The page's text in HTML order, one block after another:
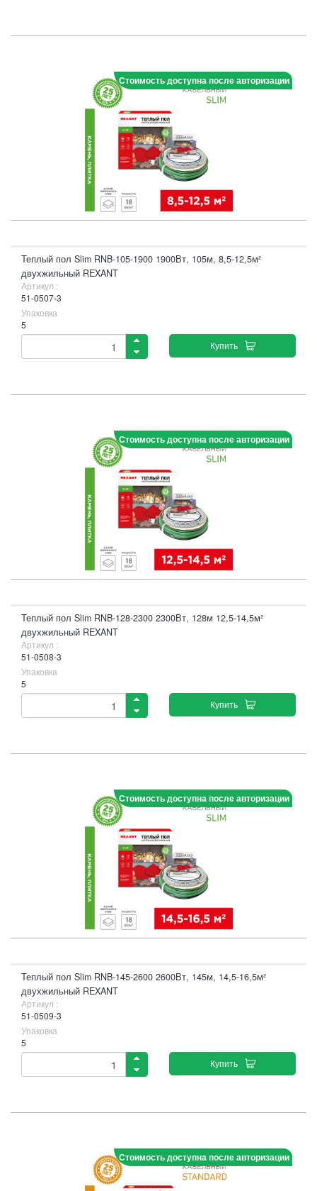
Стоимость доступна после авторизации
Теплый пол Slim RNB-105-1900 1900Вт, 105м, 8,5-12,5м²
двухжильный REXANT
Артикул :
51-0507-3
Упаковка
5
Купить
Стоимость доступна после авторизации
Теплый пол Slim RNB-128-2300 2300Вт, 128м 12,5-14,5м²
двухжильный REXANT
Артикул :
51-0508-3
Упаковка
5
Купить
Стоимость доступна после авторизации
Теплый пол Slim RNB-145-2600 2600Вт, 145м, 14,5-16,5м²
двухжильный REXANT
Артикул :
51-0509-3
Упаковка
5
Купить
Стоимость доступна после авторизации